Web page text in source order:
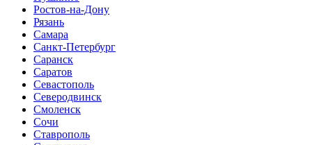
Ростов-на-Дону
Рязань
Самара
Санкт-Петербург
Саранск
Саратов
Севастополь
Северодвинск
Смоленск
Сочи
Ставрополь